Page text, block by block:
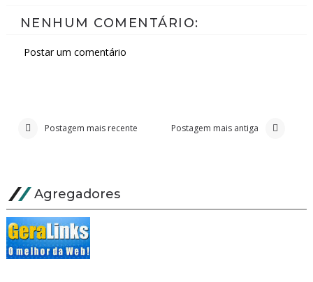
NENHUM COMENTÁRIO:
Postar um comentário
Postagem mais recente Postagem mais antiga
Agregadores